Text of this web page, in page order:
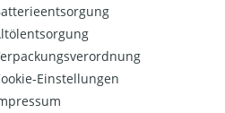
Einstellungen